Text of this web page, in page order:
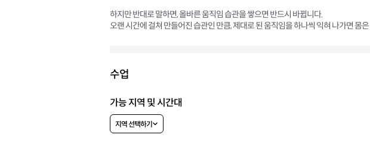
하지만 반대로 말하면, 올바른 움직임 습관을 쌓으면 반드시 바뀝니다.
오랜 시간에 걸쳐 만들어진 습관인 만큼, 제대로 된 움직임을 하나씩 익혀 나가면 몸
수업
가능 지역 및 시간대
지역 선택하기